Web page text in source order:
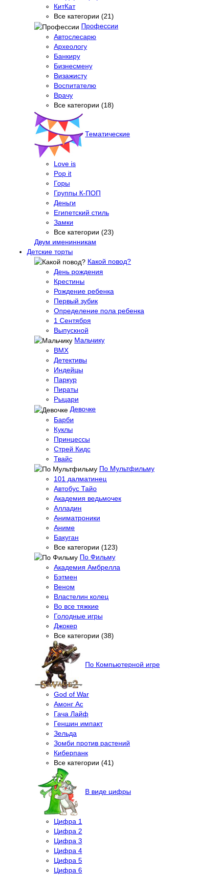
КитКат
Все категории (21)
Профессии
Автослесарю
Археологу
Банкиру
Бизнесмену
Визажисту
Воспитателю
Врачу
Все категории (18)
Тематические
Love is
Pop it
Горы
Группы К-ПОП
Деньги
Египетский стиль
Замки
Все категории (23)
Двум именинникам
Детские торты
Какой повод?
День рождения
Крестины
Рождение ребенка
Первый зубик
Определение пола ребенка
1 Сентября
Выпускной
Мальчику
BMX
Детективы
Индейцы
Паркур
Пираты
Рыцари
Девочке
Барби
Куклы
Принцессы
Стрей Кидс
Твайс
По Мультфильму
101 далматинец
Автобус Тайо
Академия ведьмочек
Алладин
Аниматроники
Аниме
Бакуган
Все категории (123)
По Фильму
Академия Амбрелла
Бэтмен
Веном
Властелин колец
Во все тяжкие
Голодные игры
Джокер
Все категории (38)
По Компьютерной игре
God of War
Амонг Ас
Гача Лайф
Геншин импакт
Зельда
Зомби против растений
Киберпанк
Все категории (41)
В виде цифры
Цифра 1
Цифра 2
Цифра 3
Цифра 4
Цифра 5
Цифра 6